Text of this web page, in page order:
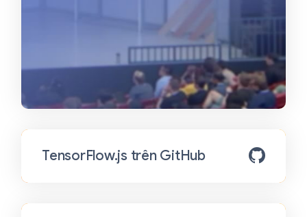
TensorFlow.js trên GitHub